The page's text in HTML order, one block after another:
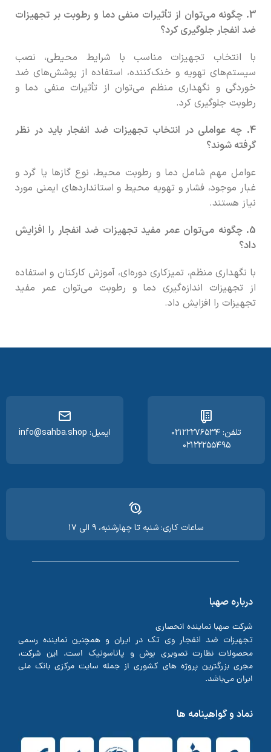
3. چگونه می‌توان از تأثیرات منفی دما و رطوبت بر تجهیزات
ضد انفجار جلوگیری کرد؟
با انتخاب تجهیزات مناسب با شرایط محیطی، نصب
سیستم‌های تهویه و خنک‌کننده، استفاده از پوشش‌های ضد
خوردگی و نگهداری منظم می‌توان از تأثیرات منفی دما و
رطوبت جلوگیری کرد.
4. چه عواملی در انتخاب تجهیزات ضد انفجار باید در نظر
گرفته شوند؟
عوامل مهم شامل دما و رطوبت محیط، نوع گازها یا گرد و
غبار موجود، فشار و تهویه محیط و استانداردهای ایمنی مورد
نیاز هستند.
5. چگونه می‌توان عمر مفید تجهیزات ضد انفجار را افزایش
داد؟
با نگهداری منظم، تمیزکاری دوره‌ای، آموزش کارکنان و استفاده
از تجهیزات اندازه‌گیری دما و رطوبت می‌توان عمر مفید
تجهیزات را افزایش داد.
تلفن: ۰۲۱۲۲۲۷۶۵۳۴
۰۲۱۲۲۲۵۵۴۹۵
ایمیل: info@sahba.shop
ساعات کاری: شنبه تا چهارشنبه، ۹ الی ۱۷
درباره صهبا
شرکت صهبا نماینده انحصاری
تجهیزات ضد انفجار وی تک در ایران و همچنین نماینده رسمی
محصولات نظارت تصویری بوش و پاناسونیک است. این شرکت،
مجری بزرگترین پروژه های کشوری از جمله سایت مرکزی بانک ملی
ایران می‌باشد.
نماد و گواهینامه ها